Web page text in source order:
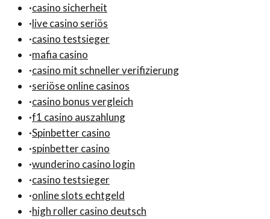
·casino sicherheit
·live casino seriös
·casino testsieger
·mafia casino
·casino mit schneller verifizierung
·seriöse online casinos
·casino bonus vergleich
·f1 casino auszahlung
·Spinbetter casino
·spinbetter casino
·wunderino casino login
·casino testsieger
·online slots echtgeld
·high roller casino deutsch